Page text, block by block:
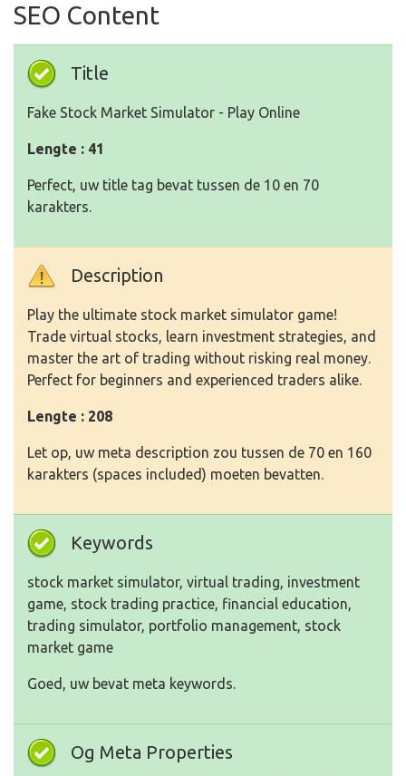
SEO Content
Title
Fake Stock Market Simulator - Play Online
Lengte : 41
Perfect, uw title tag bevat tussen de 10 en 70
karakters.
Description
Play the ultimate stock market simulator game!
Trade virtual stocks, learn investment strategies, and
master the art of trading without risking real money.
Perfect for beginners and experienced traders alike.
Lengte : 208
Let op, uw meta description zou tussen de 70 en 160
karakters (spaces included) moeten bevatten.
Keywords
stock market simulator, virtual trading, investment
game, stock trading practice, financial education,
trading simulator, portfolio management, stock
market game
Goed, uw bevat meta keywords.
Og Meta Properties